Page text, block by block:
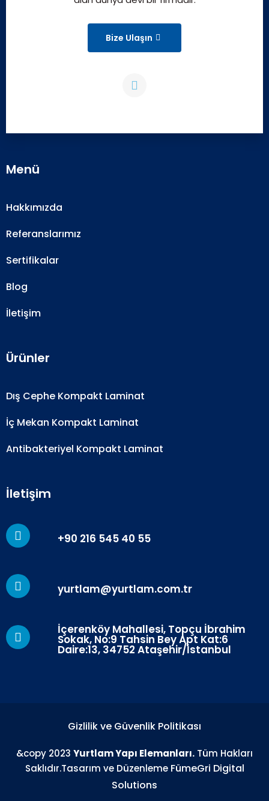
Bize Ulaşın
Menü
Hakkımızda
Referanslarımız
Sertifikalar
Blog
İletişim
Ürünler
Dış Cephe Kompakt Laminat
İç Mekan Kompakt Laminat
Antibakteriyel Kompakt Laminat
İletişim
+90 216 545 40 55
yurtlam@yurtlam.com.tr
İçerenköy Mahallesi, Topçu İbrahim
Sokak, No:9 Tahsin Bey Apt Kat:6
Daire:13, 34752 Ataşehir/İstanbul
&copy 2023 Yurtlam Yapı Elemanları. Tüm Hakları
Saklıdır.Tasarım ve Düzenleme FümeGri Digital
Solutions
Gizlilik ve Güvenlik Politikası